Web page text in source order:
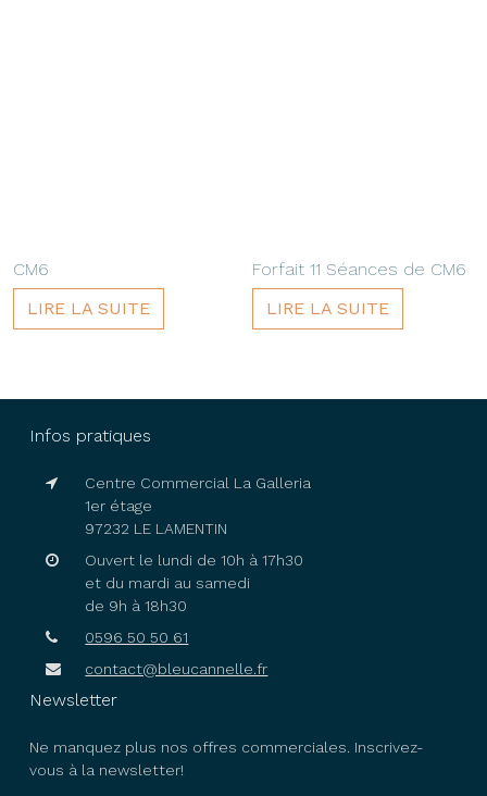
CM6
LIRE LA SUITE
Forfait 11 Séances de CM6
LIRE LA SUITE
Infos pratiques
Centre Commercial La Galleria
1er étage
97232 LE LAMENTIN
Ouvert le lundi de 10h à 17h30
et du mardi au samedi
de 9h à 18h30
0596 50 50 61
contact@bleucannelle.fr
Newsletter
Ne manquez plus nos offres commerciales. Inscrivez-
vous à la newsletter!